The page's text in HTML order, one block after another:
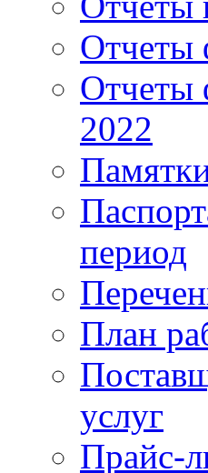
Отчеты
Отчеты
2022
период
План
услуг
Прайс-